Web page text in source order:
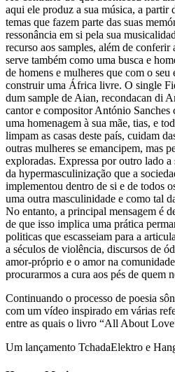
aqui ele produz a sua música, a partir
temas que fazem parte das suas
ressonância em si pela sua
recurso aos samples, além de conferir
serve também como uma busca e
de homens e mulheres que com o
construir uma África livre. O single
dum sample de Aian, recondacan di
cantor e compositor António Sanches
uma homenagem à sua mãe, tias, e
limpam as casas deste país, cuidam
outras mulheres se emancipem, mas
exploradas. Expressa por outro lado
da hypermasculinização que a
implementou dentro de si e de todos
uma outra masculinidade e como tal
No entanto, a principal mensagem é
de que isso implica uma prática
politicas que escasseiam para a
a séculos de violência, discursos de
amor-próprio e o amor na
procurarmos a cura aos pés de quem
Continuando o processo de poesia
com um vídeo inspirado em várias
entre as quais o livro “All About
Um lançamento TchadaElektro e